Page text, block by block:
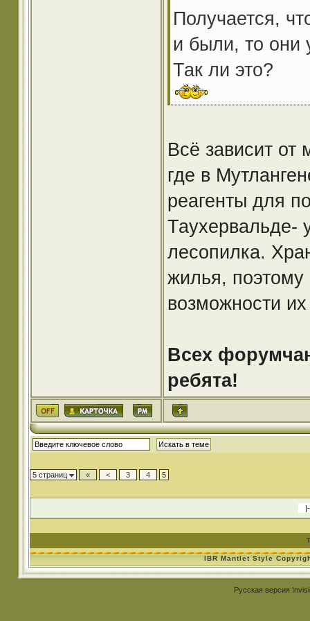
Получается,
и были, то они
Так ли это?
Всё зависит
где в
реагенты для
Таухервальде-
лесопилка.
жилья, поэтому
возможности
Всех
ребята!
5 страниц « < 3 4 5
IBR Mantlet Style
Русская версия